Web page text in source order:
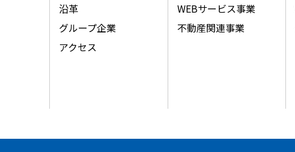
沿革
グループ企業
アクセス
WEBサービス事業
不動産関連事業